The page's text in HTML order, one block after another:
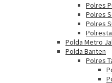
Polres
Polres
Polres
Polresta
Polda Metro
Polda Banten
Polres